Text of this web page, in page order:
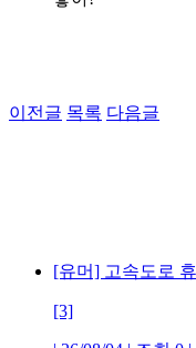
이전글 목록 다음글
[유머] 고속도로
[3]